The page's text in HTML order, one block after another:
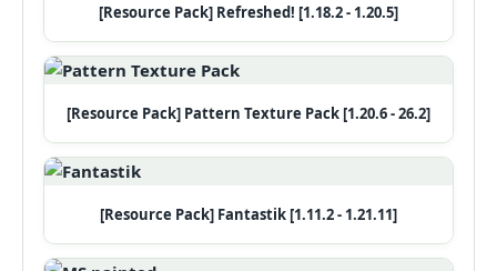
[Resource Pack] Refreshed! [1.18.2 - 1.20.5]
[Resource Pack] Pattern Texture Pack [1.20.6 - 26.2]
[Resource Pack] Fantastik [1.11.2 - 1.21.11]